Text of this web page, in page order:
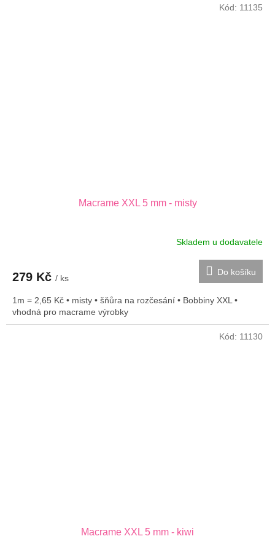
Macrame XXL 5 mm - misty
Skladem u dodavatele
279 Kč / ks
Do košíku
1m = 2,65 Kč • misty • šňůra na rozčesání • Bobbiny XXL •
vhodná pro macrame výrobky
Kód: 11135
Macrame XXL 5 mm - kiwi
Kód: 11130